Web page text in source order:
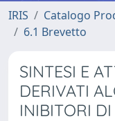
IRIS Catalogo
6.1 Brevetto
SINTESI E
DERIVATI
INIBITORI DI